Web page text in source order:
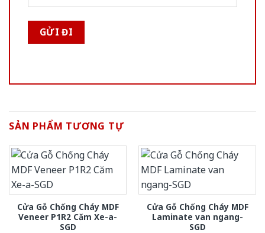
SẢN PHẨM TƯƠNG TỰ
Cửa Gỗ Chống Cháy MDF
Veneer P1R2 Căm Xe-a-
SGD
Cửa Gỗ Chống Cháy MDF
Laminate van ngang-
SGD